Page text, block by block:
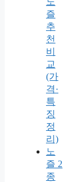
즐
추
천
비
교
(가
격·
특
징
정
리)
노
즐 2
종